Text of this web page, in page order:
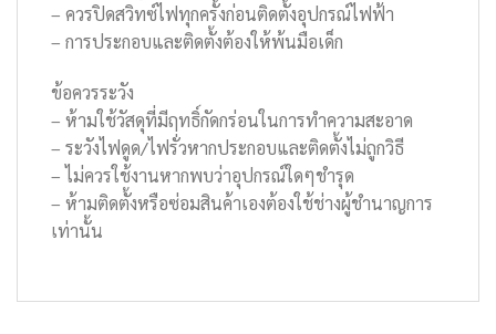
– ควรปิดสวิทซ์ไฟทุกครั้งก่อนติดตั้งอุปกรณ์ไฟฟ้า
– การประกอบและติดตั้งต้องให้พ้นมือเด็ก
ข้อควรระวัง
– ห้ามใช้วัสดุที่มีฤทธิ์กัดกร่อนในการทำความสะอาด
– ระวังไฟดูด/ไฟรั่วหากประกอบและติดตั้งไม่ถูกวิธี
– ไม่ควรใช้งานหากพบว่าอุปกรณ์ใดๆชำรุด
– ห้ามติดตั้งหรือซ่อมสินค้าเองต้องใช้ช่างผู้ชำนาญการ
เท่านั้น